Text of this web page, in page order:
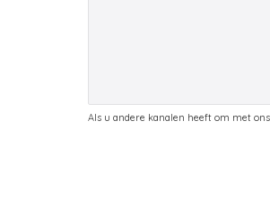
Als u andere kanalen heeft om met